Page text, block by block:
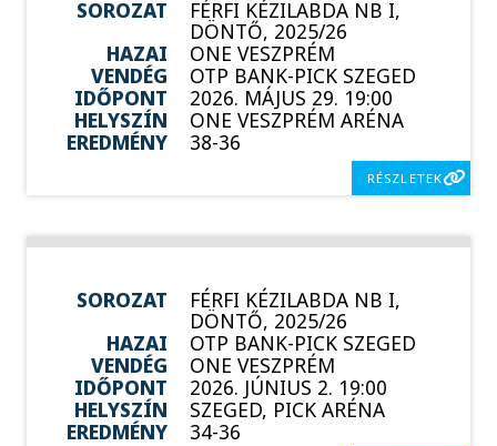
SOROZAT FÉRFI KÉZILABDA NB I,
DÖNTŐ, 2025/26
HAZAI
ONE VESZPRÉM
VENDÉG
OTP BANK-PICK SZEGED
IDŐPONT
2026. MÁJUS 29. 19:00
HELYSZÍN
ONE VESZPRÉM ARÉNA
EREDMÉNY
38-36
RÉSZLETEK
SOROZAT FÉRFI KÉZILABDA NB I,
DÖNTŐ, 2025/26
HAZAI
OTP BANK-PICK SZEGED
VENDÉG
ONE VESZPRÉM
IDŐPONT
2026. JÚNIUS 2. 19:00
HELYSZÍN
SZEGED, PICK ARÉNA
EREDMÉNY
34-36